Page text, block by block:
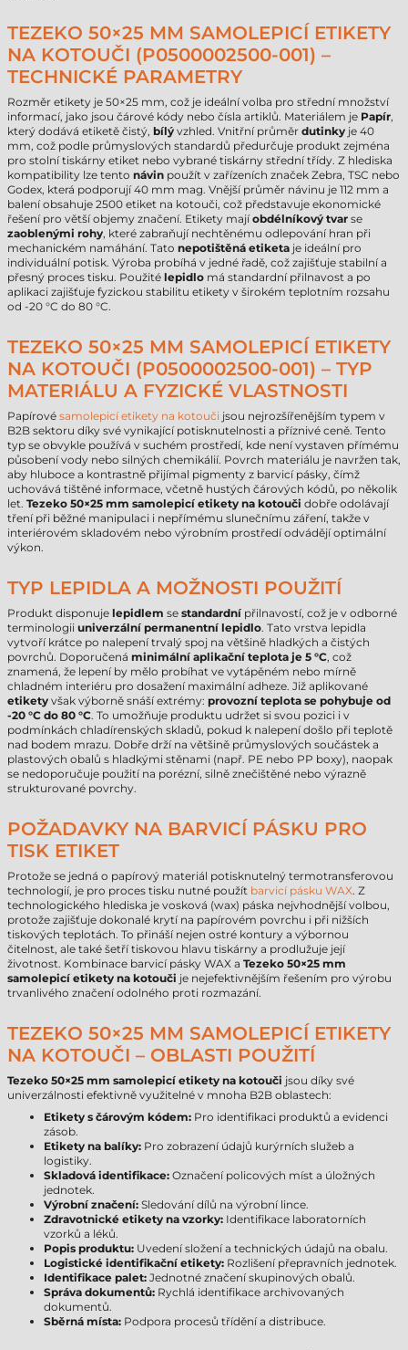
TEZEKO 50×25 MM SAMOLEPICÍ ETIKETY
NA KOTOUČI (P0500002500-001) –
TECHNICKÉ PARAMETRY
Rozměr etikety je 50×25 mm, což je ideální volba pro střední množství
informací, jako jsou čárové kódy nebo čísla artiklů. Materiálem je Papír,
který dodává etiketě čistý, bílý vzhled. Vnitřní průměr dutinky je 40
mm, což podle průmyslových standardů předurčuje produkt zejména
pro stolní tiskárny etiket nebo vybrané tiskárny střední třídy. Z hlediska
kompatibility lze tento návin použít v zařízeních značek Zebra, TSC nebo
Godex, která podporují 40 mm mag. Vnější průměr návinu je 112 mm a
balení obsahuje 2500 etiket na kotouči, což představuje ekonomické
řešení pro větší objemy značení. Etikety majíobdélníkový tvar se
zaoblenými rohy, které zabraňují nechtěnému odlepování hran při
mechanickém namáhání. Tato nepotištěná etiketa je ideální pro
individuální potisk. Výroba probíhá v jedné řadě, což zajišťuje stabilní a
přesný proces tisku. Použité lepidlo má standardní přilnavost a po
aplikaci zajišťuje fyzickou stabilitu etikety v širokém teplotním rozsahu
od -20 °C do 80 °C.
TEZEKO 50×25 MM SAMOLEPICÍ ETIKETY
NA KOTOUČI (P0500002500-001) – TYP
MATERIÁLU A FYZICKÉ VLASTNOSTI
Papírové samolepicí etikety na kotouči jsou nejrozšířenějším typem v
B2B sektoru díky své vynikající potisknutelnosti a příznivé ceně. Tento
typ se obvykle používá v suchém prostředí, kde není vystaven přímému
působení vody nebo silných chemikálií. Povrch materiálu je navržen tak,
aby hluboce a kontrastně přijímal pigmenty z barvicí pásky, čímž
uchovává tištěné informace, včetně hustých čárových kódů, po několik
let. Tezeko 50×25 mm samolepicí etikety na kotouči dobře odolávají
tření při běžné manipulaci i nepřímému slunečnímu záření, takže v
interiérovém skladovém nebo výrobním prostředí odvádějí optimální
výkon.
TYP LEPIDLA A MOŽNOSTI POUŽITÍ
Produkt disponuje lepidlem se standardní přilnavostí, což je v odborné
terminologii univerzální permanentní lepidlo. Tato vrstva lepidla
vytvoří krátce po nalepení trvalý spoj na většině hladkých a čistých
povrchů. Doporučená minimální aplikační teplota je 5 °C, což
znamená, že lepení by mělo probíhat ve vytápěném nebo mírně
chladném interiéru pro dosažení maximální adheze. Již aplikované
etikety však výborně snáší extrémy: provozní teplota se pohybuje od
-20 °C do 80 °C. To umožňuje produktu udržet si svou pozici i v
podmínkách chladírenských skladů, pokud k nalepení došlo při teplotě
nad bodem mrazu. Dobře drží na většině průmyslových součástek a
plastových obalů s hladkými stěnami (např. PE nebo PP boxy), naopak
se nedoporučuje použití na porézní, silně znečištěné nebo výrazně
strukturované povrchy.
POŽADAVKY NA BARVICÍ PÁSKU PRO
TISK ETIKET
Protože se jedná o papírový materiál potisknutelný termotransferovou
technologií, je pro proces tisku nutné použít barvicí pásku WAX. Z
technologického hlediska je vosková (wax) páska nejvhodnější volbou,
protože zajišťuje dokonalé krytí na papírovém povrchu i při nižších
tiskových teplotách. To přináší nejen ostré kontury a výbornou
čitelnost, ale také šetří tiskovou hlavu tiskárny a prodlužuje její
životnost. Kombinace barvicí pásky WAX a Tezeko 50×25 mm
samolepicí etikety na kotouči je nejefektivnějším řešením pro výrobu
trvanlivého značení odolného proti rozmazání.
TEZEKO 50×25 MM SAMOLEPICÍ ETIKETY
NA KOTOUČI – OBLASTI POUŽITÍ
Tezeko 50×25 mm samolepicí etikety na kotouči jsou díky své
univerzálnosti efektivně využitelné v mnoha B2B oblastech:
Etikety s čárovým kódem: Pro identifikaci produktů a evidenci
zásob.
Etikety na balíky: Pro zobrazení údajů kurýrních služeb a
logistiky.
Skladová identifikace: Označení policových míst a úložných
jednotek.
Výrobní značení: Sledování dílů na výrobní lince.
Zdravotnické etikety na vzorky: Identifikace laboratorních
vzorků a léků.
Popis produktu: Uvedení složení a technických údajů na obalu.
Logistické identifikační etikety: Rozlišení přepravních jednotek.
Identifikace palet: Jednotné značení skupinových obalů.
Správa dokumentů: Rychlá identifikace archivovaných
dokumentů.
Sběrná místa: Podpora procesů třídění a distribuce.